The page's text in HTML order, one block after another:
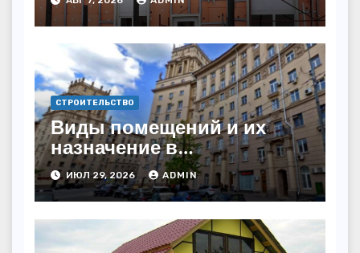
СТРОИТЕЛЬСТВО
Виды помещений и их
назначение в
недвижимости
ИЮЛ 29, 2026 ADMIN